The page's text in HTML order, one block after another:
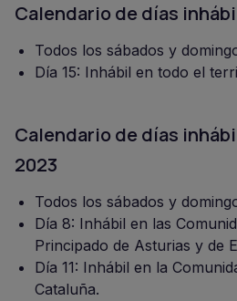
Calendario de días
Todos los sábados y
Día 15: Inhábil en todo el
Calendario de días
2023
Todos los sábados y
Día 8: Inhábil en las
Principado de Asturias y de
Día 11: Inhábil en la
Cataluña.